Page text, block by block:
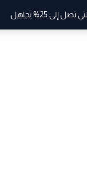
إلى 25% تجاهل